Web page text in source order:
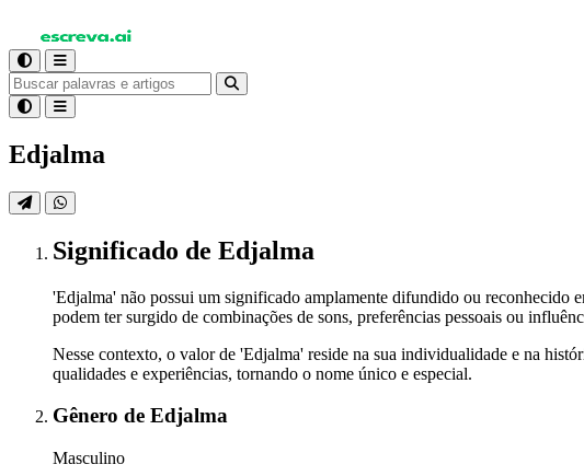
Edjalma
Significado de Edjalma
'Edjalma' não possui um significado amplamente difundido ou reconhecido
podem ter surgido de combinações de sons, preferências pessoais ou
Nesse contexto, o valor de 'Edjalma' reside na sua individualidade e na
qualidades e experiências, tornando o nome único e especial.
Gênero de Edjalma
Masculino